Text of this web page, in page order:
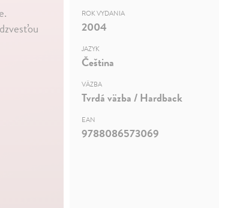
ROK VYDANIA
2004
JAZYK
Čeština
VÄZBA
Tvrdá väzba / Hardback
EAN
9788086573069